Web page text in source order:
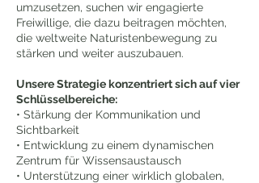
umzusetzen, suchen wir engagierte
Freiwillige, die dazu beitragen möchten,
die weltweite Naturistenbewegung zu
stärken und weiter auszubauen.
Unsere Strategie konzentriert sich auf vier
Schlüsselbereiche:
• Stärkung der Kommunikation und
Sichtbarkeit
• Entwicklung zu einem dynamischen
Zentrum für Wissensaustausch
• Unterstützung einer wirklich globalen,